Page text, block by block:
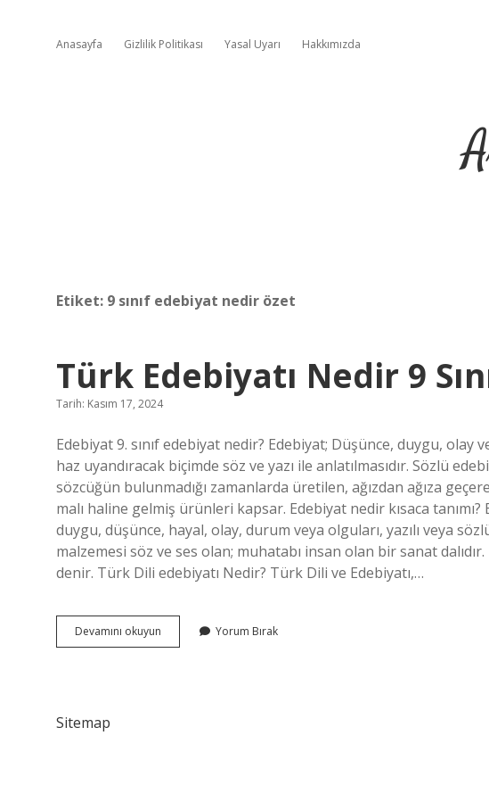
Anasayfa Gizlilik Politikası Yasal Uyarı Hakkımızda
Etiket: 9 sınıf edebiyat nedir özet
Türk Edebiyatı Nedir 9
Tarih: Kasım 17, 2024
Edebiyat 9. sınıf edebiyat nedir? Edebiyat; Düşünce, duygu,
haz uyandıracak biçimde söz ve yazı ile anlatılmasıdır. Sözlü
sözcüğün bulunmadığı zamanlarda üretilen, ağızdan ağıza
malı haline gelmiş ürünleri kapsar. Edebiyat nedir kısaca tanımı?
duygu, düşünce, hayal, olay, durum veya olguları, yazılı veya
malzemesi söz ve ses olan; muhatabı insan olan bir sanat
denir. Türk Dili edebiyatı Nedir? Türk Dili ve Edebiyatı,…
Devamını okuyun
Edebiyatı
Yorum Bırak
Sitemap